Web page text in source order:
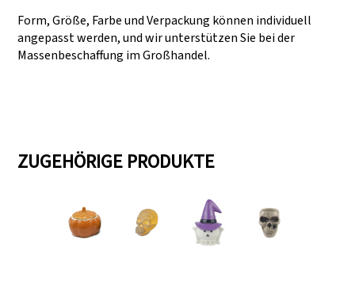
Form, Größe, Farbe und Verpackung können individuell
angepasst werden, und wir unterstützen Sie bei der
Massenbeschaffung im Großhandel.
ZUGEHÖRIGE PRODUKTE